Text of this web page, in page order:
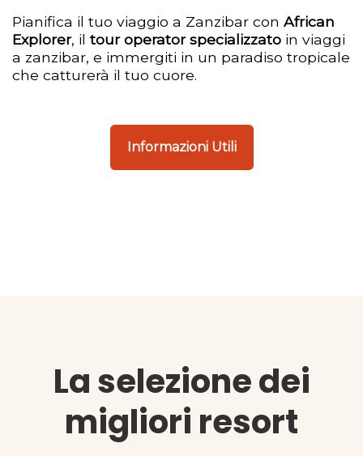
Pianifica il tuo viaggio a Zanzibar con African
Explorer, il tour operator specializzato in viaggi
a zanzibar, e immergiti in un paradiso tropicale
che catturerà il tuo cuore.
Informazioni Utili
La selezione dei
migliori resort